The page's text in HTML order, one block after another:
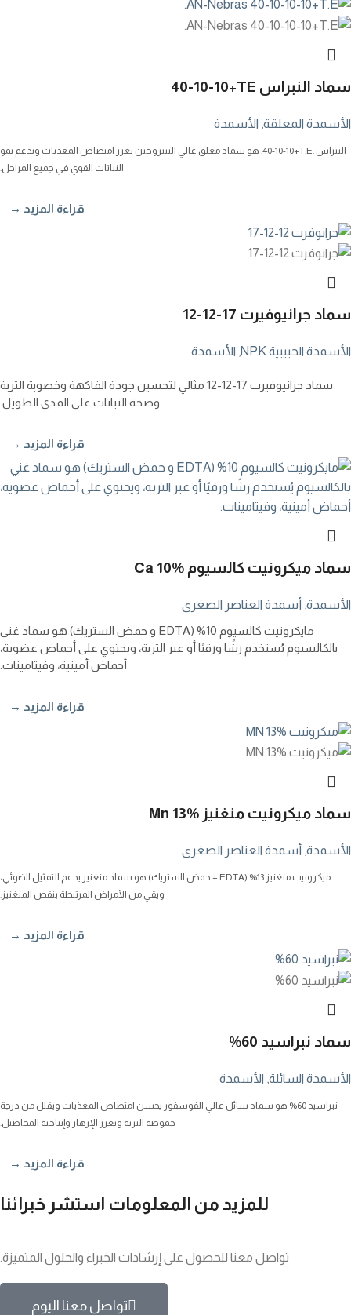
سماد النبراس 40-10-10+TE
الأسمدة المعلقة الأسمدة
النبراس 40-10-10+T.E. . هو سماد معلق عالي النيتروجين يعزز امتصاص المغذيات ويدعم نمو
النباتات القوي في جميع المراحل.
قراءة المزيد →
سماد جرانيوفيرت 12-12-17
الأسمدة الحبيبية NPK الأسمدة
سماد جرانيوفيرت 12-12-17 مثالي لتحسين جودة الفاكهة وخصوبة التربة
وصحة النباتات على المدى الطويل.
قراءة المزيد →
سماد ميكرونيت كالسيوم Ca 10%
الأسمدة أسمدة العناصر الصغرى
مايكرونيت كالسيوم 10% (EDTA و حمض الستريك) هو سماد غني
بالكالسيوم يُستخدم رشًا ورقيًا أو عبر التربة، ويحتوي على أحماض عضوية،
أحماض أمينية، وفيتامينات.
قراءة المزيد →
سماد ميكرونيت منغنيز Mn 13%
الأسمدة أسمدة العناصر الصغرى
ميكرونيت منغنيز 13% (EDTA + حمض الستريك) هو سماد منغنيز يدعم التمثيل الضوئي،
ويقي من الأمراض المرتبطة بنقص المنغنيز.
قراءة المزيد →
سماد نبراسيد 60%
الأسمدة السائلة الأسمدة
نبراسيد 60% هو سماد سائل عالي الفوسفور يحسن امتصاص المغذيات ويقلل من درجة
حموضة التربة ويعزز الإزهار وإنتاجية المحاصيل.
قراءة المزيد →
للمزيد من المعلومات استشر خبرائنا
تواصل معنا للحصول على إرشادات الخبراء والحلول المتميزة.
تواصل معنا اليوم